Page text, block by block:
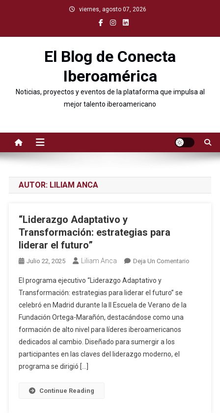
viernes, agosto 07, 2026
El Blog de Conecta
Iberoamérica
Noticias, proyectos y eventos de la plataforma que impulsa al
mejor talento iberoamericano
AUTOR: LILIAM ANCA
“Liderazgo Adaptativo y
Transformación: estrategias para
liderar el futuro”
Julio 22, 2025 Liliam Anca Deja Un Comentario
El programa ejecutivo “Liderazgo Adaptativo y
Transformación: estrategias para liderar el futuro” se
celebró en Madrid durante la II Escuela de Verano de la
Fundación Ortega-Marañón, destacándose como una
formación de alto nivel para líderes iberoamericanos
dedicados al cambio. Diseñado para sumergir a los
participantes en las claves del liderazgo moderno, el
programa se dirigió […]
Continue Reading